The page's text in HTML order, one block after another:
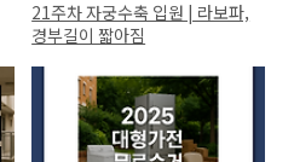
21주차 자궁수축 입원 | 라보파,
경부길이 짧아짐